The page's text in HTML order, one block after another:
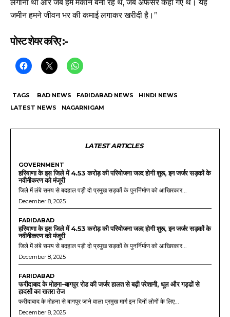
लगाना था और जब हम मकान बना रहे थे, जब अफसर कहां गए थे। यह
जमीन हमने जीवन भर की कमाई लगाकर खरीदी है।”
पोस्ट शेयर करिए :-
TAGS BAD NEWS FARIDABAD NEWS
HINDI NEWS
LATEST NEWS
NAGARNIGAM
LATEST ARTICLES
GOVERNMENT
हरियाणा के इस जिले में 4.53 करोड़ की परियोजना जल्द होगी शुरू, इन जर्जर सड़कों के
नवीनीकरण को मंजूरी
जिले में लंबे समय से बदहाल पड़ी दो प्रमुख सड़कों के पुनर्निर्माण को आखिरकार...
December 8, 2025
FARIDABAD
हरियाणा के इस जिले में 4.53 करोड़ की परियोजना जल्द होगी शुरू, इन जर्जर सड़कों के
नवीनीकरण को मंजूरी
जिले में लंबे समय से बदहाल पड़ी दो प्रमुख सड़कों के पुनर्निर्माण को आखिरकार...
December 8, 2025
FARIDABAD
फरीदाबाद के मोहना–बागपुर रोड की जर्जर हालत से बढ़ी परेशानी, धूल और गड्ढों से
हादसों का खतरा तेज
फरीदाबाद के मोहना से बागपुर जाने वाला प्रमुख मार्ग इन दिनों लोगों के लिए...
December 8, 2025